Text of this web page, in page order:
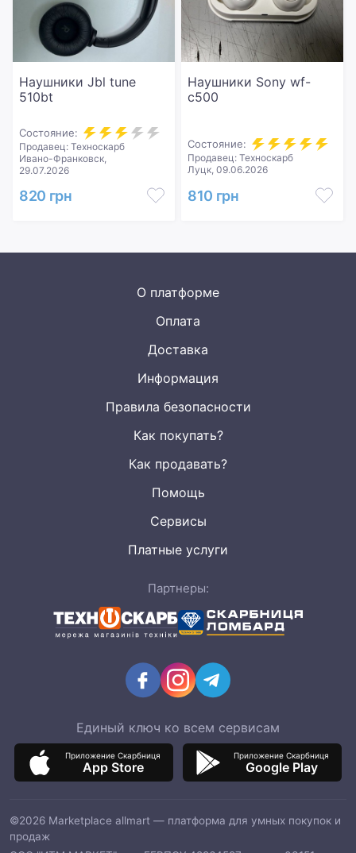
Наушники Jbl tune
510bt
Состояние:
Продавец: Техноскарб
Ивано-Франковск,
29.07.2026
820 грн
Наушники Sony wf-
c500
Состояние:
Продавец: Техноскарб
Луцк, 09.06.2026
810 грн
О платформе
Оплата
Доставка
Информация
Правила безопасности
Как покупать?
Как продавать?
Помощь
Сервисы
Платные услуги
Партнеры:
Единый ключ ко всем сервисам
Приложение Скарбниця
App Store
Приложение Скарбниця
Google Play
©2026 Marketplace allmart — платформа для умных покупок и
продаж